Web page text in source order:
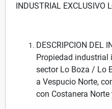
INDUSTRIAL EXCLUSIVO
DESCRIPCION DEL
Propiedad industrial
sector Lo Boza / Lo
a Vespucio Norte,
con Costanera Norte